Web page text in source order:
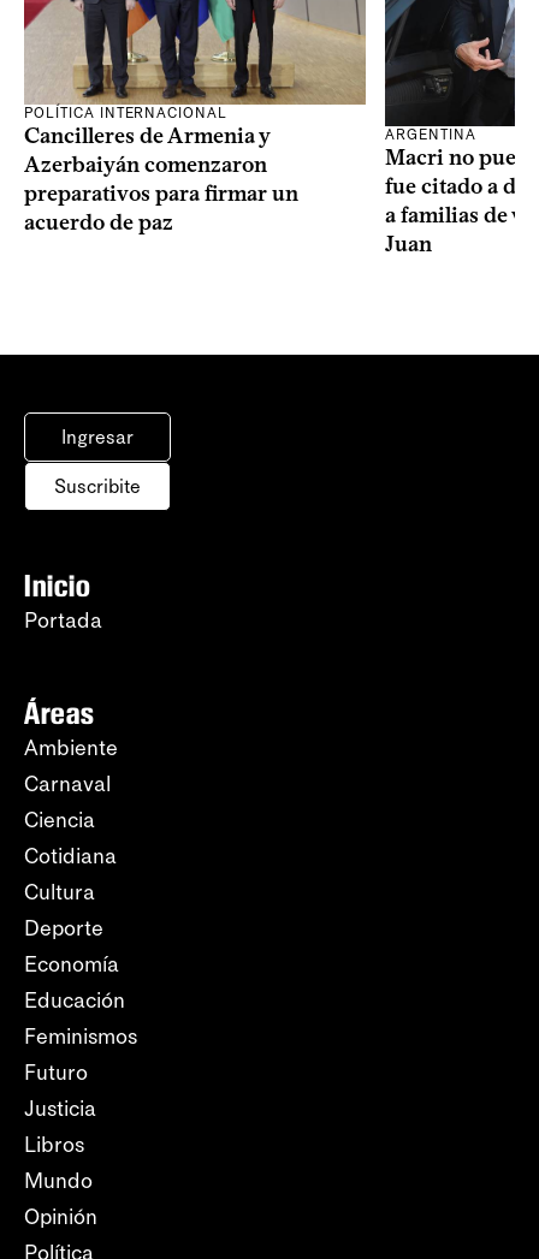
POLÍTICA INTERNACIONAL
Cancilleres de Armenia y
Azerbaiyán comenzaron
preparativos para firmar un
acuerdo de paz
ARGENTINA
Macri no
fue citado a
a familias de
Juan
Ingresar
Suscribite
Inicio
Portada
Áreas
Ambiente
Carnaval
Ciencia
Cotidiana
Cultura
Deporte
Economía
Educación
Feminismos
Futuro
Justicia
Libros
Mundo
Opinión
Política